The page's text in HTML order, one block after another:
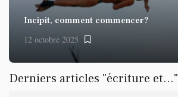
Incipit, comment commencer?
12 octobre 2025
Derniers articles "écriture et..."